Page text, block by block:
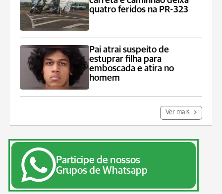
quatro feridos na PR-323
Pai atrai suspeito de
estuprar filha para
emboscada e atira no
homem
Ver mais
Participe de nossos
Grupos de Whatsapp